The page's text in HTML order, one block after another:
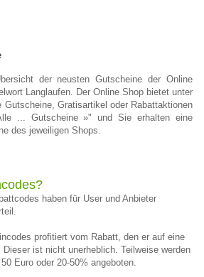
der neusten Gutscheine der Online
Langlaufen. Der Online Shop bietet unter
Gutscheine, Gratisartikel oder Rabattaktionen
... Gutscheine »" und Sie erhalten eine
des jeweiligen Shops.
haben für User und Anbieter
profitiert vom Rabatt, den er auf eine
ist nicht unerheblich. Teilweise werden
Euro oder 20-50% angeboten.